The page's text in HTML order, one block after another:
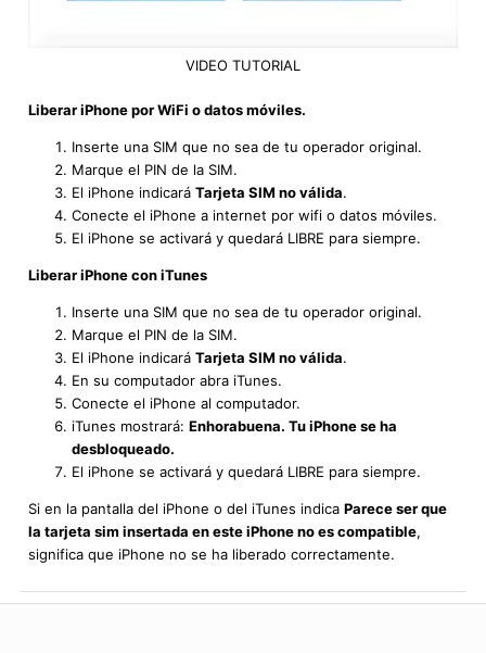
VIDEO TUTORIAL
Liberar iPhone por WiFi o datos móviles.
Inserte una SIM que no sea de tu operador original.
Marque el PIN de la SIM.
El iPhone indicará Tarjeta SIM no válida.
Conecte el iPhone a internet por wifi o datos móviles.
El iPhone se activará y quedará LIBRE para siempre.
Liberar iPhone con iTunes
Inserte una SIM que no sea de tu operador original.
Marque el PIN de la SIM.
El iPhone indicará Tarjeta SIM no válida.
En su computador abra iTunes.
Conecte el iPhone al computador.
iTunes mostrará: Enhorabuena. Tu iPhone se ha
desbloqueado.
El iPhone se activará y quedará LIBRE para siempre.
Si en la pantalla del iPhone o del iTunes indica Parece ser que
la tarjeta sim insertada en este iPhone no es compatible,
significa que iPhone no se ha liberado correctamente.